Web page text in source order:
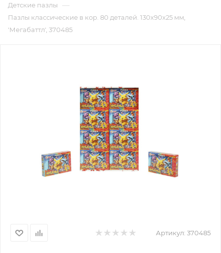
Детские пазлы —
Пазлы классические в кор. 80 деталей. 130х90х25 мм,
'Мегабаттл', 370485
Артикул: 370485